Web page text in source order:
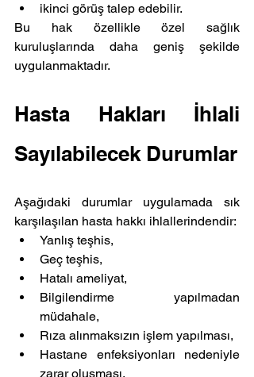
ikinci görüş talep edebilir.
Bu hak özellikle özel sağlık
kuruluşlarında daha geniş şekilde
uygulanmaktadır.
Hasta Hakları İhlali
Sayılabilecek Durumlar
Aşağıdaki durumlar uygulamada sık
karşılaşılan hasta hakkı ihlallerindendir:
Yanlış teşhis,
Geç teşhis,
Hatalı ameliyat,
Bilgilendirme yapılmadan
müdahale,
Rıza alınmaksızın işlem yapılması,
Hastane enfeksiyonları nedeniyle
zarar oluşması,